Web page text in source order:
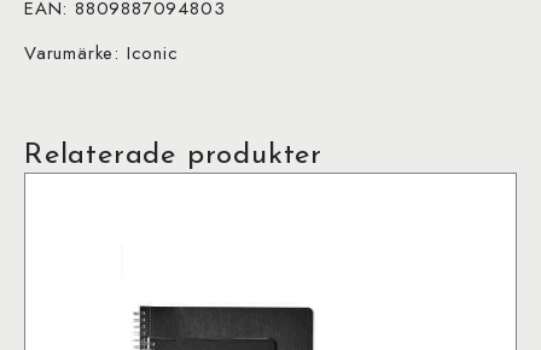
EAN: 8809887094803
Varumärke: Iconic
Relaterade produkter